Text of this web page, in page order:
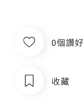
0個讚好
收藏